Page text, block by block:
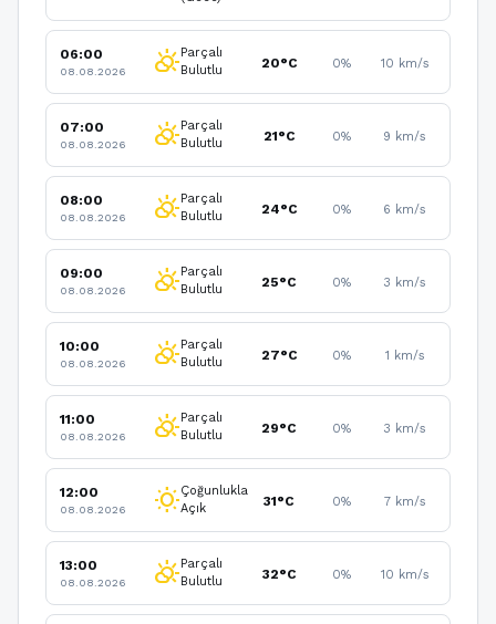
06:00
08.08.2026 partly_cloudy_dayParçalı
Bulutlu
20°C 0% 10 km/s
07:00
08.08.2026 partly_cloudy_dayParçalı
Bulutlu
21°C 0% 9 km/s
08:00
08.08.2026 partly_cloudy_dayParçalı
Bulutlu
24°C 0% 6 km/s
09:00
08.08.2026 partly_cloudy_dayParçalı
Bulutlu
25°C 0% 3 km/s
10:00
08.08.2026 partly_cloudy_dayParçalı
Bulutlu
27°C 0% 1 km/s
11:00
08.08.2026 partly_cloudy_dayParçalı
Bulutlu
29°C 0% 3 km/s
12:00
08.08.2026 wb_sunnyÇoğunlukla
Açık
31°C 0% 7 km/s
13:00
08.08.2026 partly_cloudy_dayParçalı
Bulutlu
32°C 0% 10 km/s